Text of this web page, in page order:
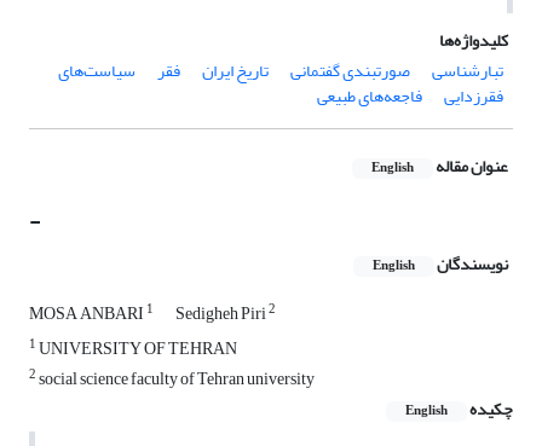
کلیدواژه‌ها
تبارشناسی
صورتبندی گفتمانی تاریخ ایران فقر سیاست‌های
فقرزدایی فاجعه‌های طبیعی
عنوان مقاله English
-
نویسندگان English
MOSA ANBARI 1 Sedigheh Piri2
1UNIVERSITY OF TEHRAN
2social science faculty of Tehran university
چکیده
English